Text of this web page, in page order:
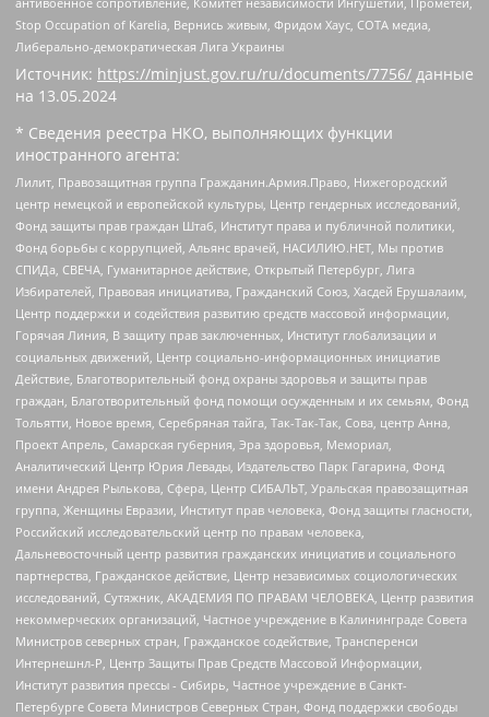
Stop Occupation of Karelia, Вернись живым, Фридом Хаус, СОТА медиа,
Либерально-демократическая Лига Украины
Источник: https://minjust.gov.ru/ru/documents/7756/ данные
на 13.05.2024
* Сведения реестра НКО, выполняющих функции
иностранного агента:
Лилит, Правозащитная группа Гражданин.Армия.Право, Нижегородский
центр немецкой и европейской культуры, Центр гендерных исследований,
Фонд защиты прав граждан Штаб, Институт права и публичной политики,
Фонд борьбы с коррупцией, Альянс врачей, НАСИЛИЮ.НЕТ, Мы против
СПИДа, СВЕЧА, Гуманитарное действие, Открытый Петербург, Лига
Избирателей, Правовая инициатива, Гражданский Союз, Хасдей Ерушалаим,
Центр поддержки и содействия развитию средств массовой информации,
Горячая Линия, В защиту прав заключенных, Институт глобализации и
социальных движений, Центр социально-информационных инициатив
Действие, Благотворительный фонд охраны здоровья и защиты прав
граждан, Благотворительный фонд помощи осужденным и их семьям, Фонд
Тольятти, Новое время, Серебряная тайга, Так-Так-Так, Сова, центр Анна,
Проект Апрель, Самарская губерния, Эра здоровья, Мемориал,
Аналитический Центр Юрия Левады, Издательство Парк Гагарина, Фонд
имени Андрея Рылькова, Сфера, Центр СИБАЛЬТ, Уральская правозащитная
группа, Женщины Евразии, Институт прав человека, Фонд защиты гласности,
Российский исследовательский центр по правам человека,
Дальневосточный центр развития гражданских инициатив и социального
партнерства, Гражданское действие, Центр независимых социологических
исследований, Сутяжник, АКАДЕМИЯ ПО ПРАВАМ ЧЕЛОВЕКА, Центр развития
некоммерческих организаций, Частное учреждение в Калининграде Совета
Министров северных стран, Гражданское содействие, Трансперенси
Интернешнл-Р, Центр Защиты Прав Средств Массовой Информации,
Институт развития прессы - Сибирь, Частное учреждение в Санкт-
Петербурге Совета Министров Северных Стран, Фонд поддержки свободы